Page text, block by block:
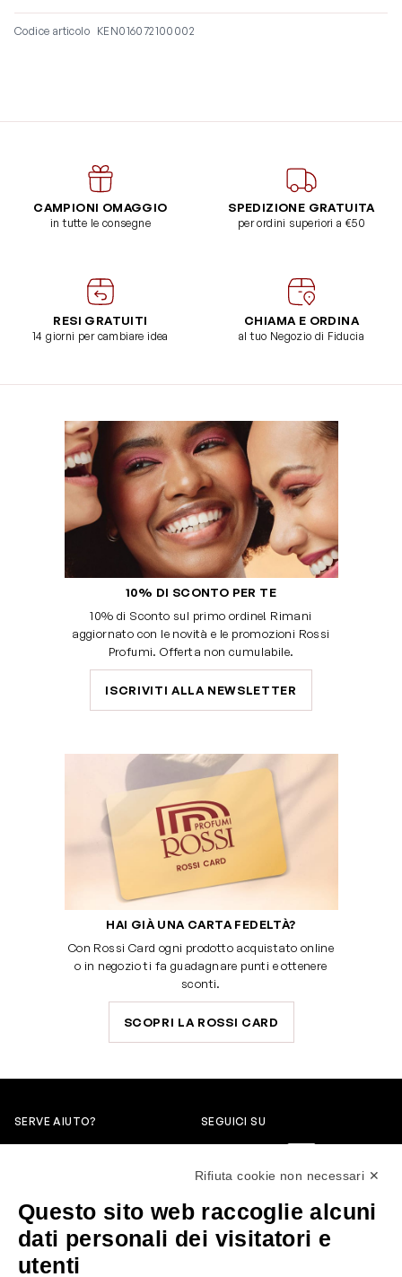
Codice articolo KEN016072100002
CAMPIONI OMAGGIO
in tutte le consegne
SPEDIZIONE GRATUITA
per ordini superiori a €50
RESI GRATUITI
14 giorni per cambiare idea
CHIAMA E ORDINA
al tuo Negozio di Fiducia
10% DI SCONTO PER TE
10% di Sconto sul primo ordine! Rimani
aggiornato con le novità e le promozioni Rossi
Profumi. Offerta non cumulabile.
ISCRIVITI ALLA NEWSLETTER
HAI GIÀ UNA CARTA FEDELTÀ?
Con Rossi Card ogni prodotto acquistato online
o in negozio ti fa guadagnare punti e ottenere
sconti.
SCOPRI LA ROSSI CARD
SERVE AIUTO?
servizioclienti@rossiprofumi.it
SEGUICI SU
SERVIZIO CLIENTI
Rifiuta cookie non necessari ✕
Questo sito web raccoglie alcuni
dati personali dei visitatori e
utenti